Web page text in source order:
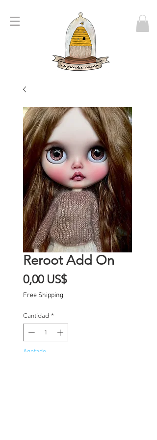
Reroot Add On
0,00 US$Precio
Free Shipping
Cantidad *
Agotado